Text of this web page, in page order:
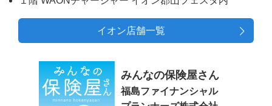
イオン店舗一覧
みんなの保険屋さん
福島ファイナンシャル